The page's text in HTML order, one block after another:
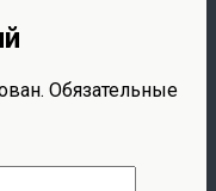
Обязательные